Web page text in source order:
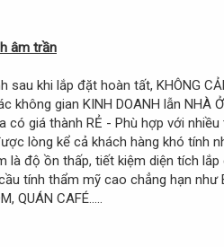
âm trần
sau khi lắp đặt hoàn tất, KHÔNG
không gian KINH DOANH lẫn NHÀ
có giá thành RẺ - Phù hợp với
lòng kể cả khách hàng khó tính
độ ồn thấp, tiết kiệm diện tích
tính thẩm mỹ cao chẳng hạn như
QUÁN CAFÉ.....